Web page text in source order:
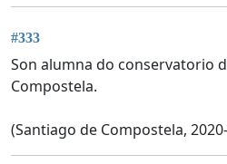
#333
Son alumna do conservatorio
Compostela.
(Santiago de Compostela,